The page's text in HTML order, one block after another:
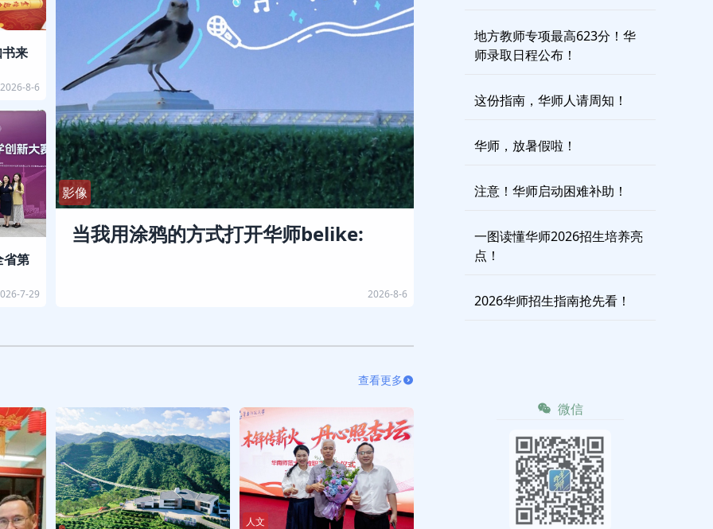
来
2026-8-6
影像
当我用涂鸦的方式打开华师belike:
2026-8-6
省第
7-29
查看更多
人文
地方教师专项最高623分！华
师录取日程公布！
这份指南，华师人请周知！
华师，放暑假啦！
注意！华师启动困难补助！
一图读懂华师2026招生培养亮
点！
2026华师招生指南抢先看！
微信